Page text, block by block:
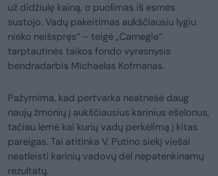
už didžiulę kainą, o puolimas iš esmės
sustojo. Vadų pakeitimas aukščiausiu lygiu
nieko neišspręs“ – teigė „Carnegie“
tarptautinės taikos fondo vyresnysis
bendradarbis Michaelas Kofmanas.
Pažymima, kad pertvarka neatnešė daug
naujų žmonių į aukščiausius karinius ešelonus,
tačiau lėmė kai kurių vadų perkėlimą į kitas
pareigas. Tai atitinka V. Putino siekį viešai
neatleisti karinių vadovų dėl nepatenkinamų
rezultatų.